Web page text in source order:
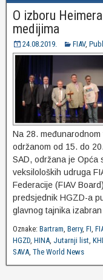
O izboru
medijima
24.08.2019. FIAV,
Na 28.
održanom od 15. do
SAD, održana je Opća
veksiloloških udruga
Federacije (FIAV
predsjednik HGZD-a
glavnog tajnika
Oznake: Bartram, Berry, FI,
HGZD, HINA, Jutarnji list,
SAVA, The World News